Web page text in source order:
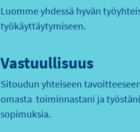
Luomme yhdessä hyvän
työkäyttäytymiseen.
Vastuullisuus
Sitoudun yhteiseen
omasta toiminnastani ja
sopimuksia.